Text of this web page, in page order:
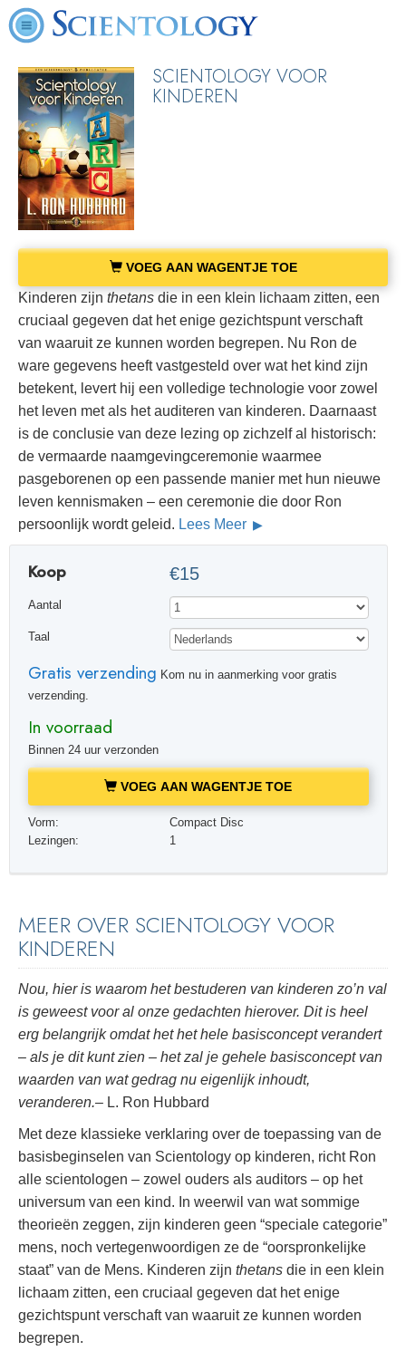
SCIENTOLOGY VOOR
KINDEREN
VOEG AAN WAGENTJE TOE
Kinderen zijn thetans die in een klein lichaam zitten, een
cruciaal gegeven dat het enige gezichtspunt verschaft
van waaruit ze kunnen worden begrepen. Nu Ron de
ware gegevens heeft vastgesteld over wat het kind zijn
betekent, levert hij een volledige technologie voor zowel
het leven met als het auditeren van kinderen. Daarnaast
is de conclusie van deze lezing op zichzelf al historisch:
de vermaarde naamgevingceremonie waarmee
pasgeborenen op een passende manier met hun nieuwe
leven kennismaken – een ceremonie die door Ron
persoonlijk wordt geleid. Lees Meer
Koop €15
Aantal
Taal
Gratis verzending Kom nu in aanmerking voor gratis
verzending.
In voorraad
Binnen 24 uur verzonden
VOEG AAN WAGENTJE TOE
Vorm:
Compact Disc
Lezingen:
1
MEER OVER SCIENTOLOGY VOOR
KINDEREN
Nou, hier is waarom het bestuderen van kinderen zo’n val
is geweest voor al onze gedachten hierover. Dit is heel
erg belangrijk omdat het het hele basisconcept verandert
– als je dit kunt zien – het zal je gehele basisconcept van
waarden van wat gedrag nu eigenlijk inhoudt,
veranderen.– L. Ron Hubbard
Met deze klassieke verklaring over de toepassing van de
basisbeginselen van Scientology op kinderen, richt Ron
alle scientologen – zowel ouders als auditors – op het
universum van een kind. In weerwil van wat sommige
theorieën zeggen, zijn kinderen geen “speciale categorie”
mens, noch vertegenwoordigen ze de “oorspronkelijke
staat” van de Mens. Kinderen zijn thetans die in een klein
lichaam zitten, een cruciaal gegeven dat het enige
gezichtspunt verschaft van waaruit ze kunnen worden
begrepen.